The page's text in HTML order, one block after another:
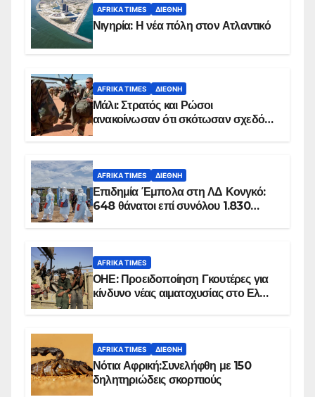
AFRIKA TIMES ΔΙΕΘΝΉ
Νιγηρία: Η νέα πόλη στον Ατλαντικό
AFRIKA TIMES ΔΙΕΘΝΉ
Μάλι: Στρατός και Ρώσοι
ανακοίνωσαν ότι σκότωσαν σχεδόν
AFRIKA TIMES ΔΙΕΘΝΉ
Επιδημία Έμπολα στη ΛΔ Κονγκό:
648 θάνατοι επί συνόλου 1.830
AFRIKA TIMES
ΟΗΕ: Προειδοποίηση Γκουτέρες για
κίνδυνο νέας αιματοχυσίας στο Ελ
AFRIKA TIMES ΔΙΕΘΝΉ
Νότια Αφρική:Συνελήφθη με 150
δηλητηριώδεις σκορπιούς